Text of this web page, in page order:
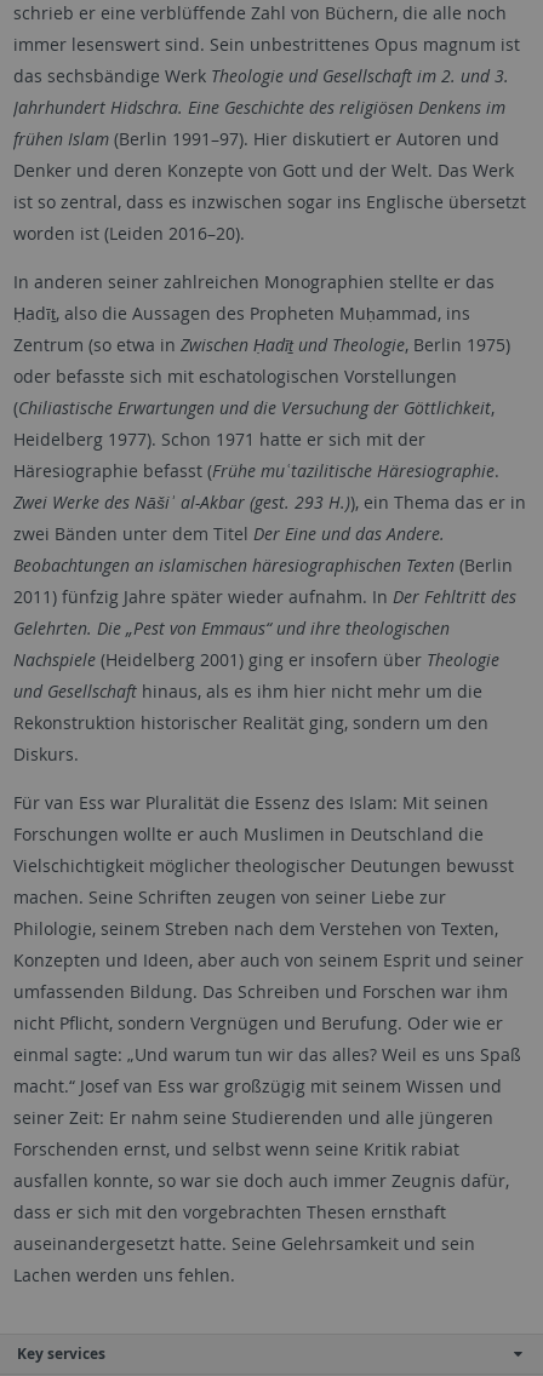
schrieb er eine verblüffende Zahl von Büchern, die alle noch
immer lesenswert sind. Sein unbestrittenes Opus magnum ist
das sechsbändige Werk Theologie und Gesellschaft im 2. und 3.
Jahrhundert Hidschra. Eine Geschichte des religiösen Denkens im
frühen Islam (Berlin 1991–97). Hier diskutiert er Autoren und
Denker und deren Konzepte von Gott und der Welt. Das Werk
ist so zentral, dass es inzwischen sogar ins Englische übersetzt
worden ist (Leiden 2016–20).
In anderen seiner zahlreichen Monographien stellte er das
Ḥadīṯ, also die Aussagen des Propheten Muḥammad, ins
Zentrum (so etwa in Zwischen Ḥadīṯ und Theologie, Berlin 1975)
oder befasste sich mit eschatologischen Vorstellungen
(Chiliastische Erwartungen und die Versuchung der Göttlichkeit,
Heidelberg 1977). Schon 1971 hatte er sich mit der
Häresiographie befasst (Frühe muʿtazilitische Häresiographie.
Zwei Werke des Nāšiʾ al-Akbar (gest. 293 H.)), ein Thema das er in
zwei Bänden unter dem Titel Der Eine und das Andere.
Beobachtungen an islamischen häresiographischen Texten (Berlin
2011) fünfzig Jahre später wieder aufnahm. In Der Fehltritt des
Gelehrten. Die „Pest von Emmaus“ und ihre theologischen
Nachspiele(Heidelberg 2001) ging er insofern über Theologie
und Gesellschaft hinaus, als es ihm hier nicht mehr um die
Rekonstruktion historischer Realität ging, sondern um den
Diskurs.
Für van Ess war Pluralität die Essenz des Islam: Mit seinen
Forschungen wollte er auch Muslimen in Deutschland die
Vielschichtigkeit möglicher theologischer Deutungen bewusst
machen. Seine Schriften zeugen von seiner Liebe zur
Philologie, seinem Streben nach dem Verstehen von Texten,
Konzepten und Ideen, aber auch von seinem Esprit und seiner
umfassenden Bildung. Das Schreiben und Forschen war ihm
nicht Pflicht, sondern Vergnügen und Berufung. Oder wie er
einmal sagte: „Und warum tun wir das alles? Weil es uns Spaß
macht.“ Josef van Ess war großzügig mit seinem Wissen und
seiner Zeit: Er nahm seine Studierenden und alle jüngeren
Forschenden ernst, und selbst wenn seine Kritik rabiat
ausfallen konnte, so war sie doch auch immer Zeugnis dafür,
dass er sich mit den vorgebrachten Thesen ernsthaft
auseinandergesetzt hatte. Seine Gelehrsamkeit und sein
Lachen werden uns fehlen.
Key services